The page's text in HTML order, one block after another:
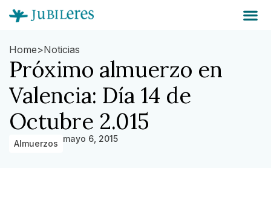
Home>Noticias
Próximo almuerzo en
Valencia: Día 14 de
Octubre 2.015
Almuerzos mayo 6, 2015